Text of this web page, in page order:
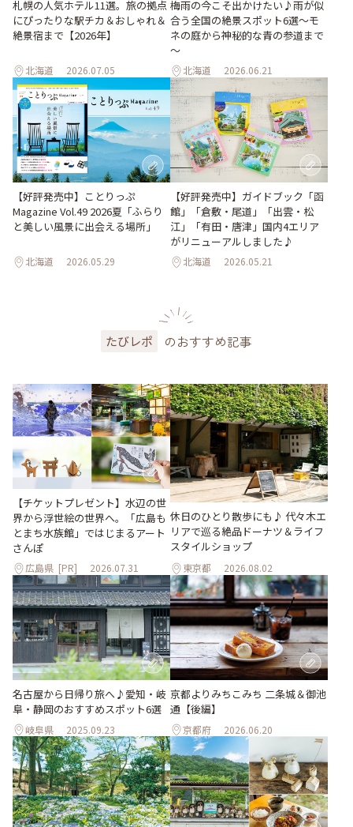
札幌の人気ホテル11選。旅の拠点
にぴったりな駅チカ＆おしゃれ＆
絶景宿まで【2026年】
北海道 2026.07.05
梅雨の今こそ出かけたい♪雨が似
合う全国の絶景スポット6選～モ
ネの庭から神秘的な青の参道まで
～
北海道 2026.06.21
【好評発売中】ことりっぷ
Magazine Vol.49 2026夏「ふらり
と美しい風景に出会える場所」
北海道 2026.05.29
【好評発売中】ガイドブック「函
館」「倉敷・尾道」「出雲・松
江」「有田・唐津」国内4エリア
がリニューアルしました♪
北海道 2026.05.21
たびレポ のおすすめ記事
【チケットプレゼント】水辺の世
界から浮世絵の世界へ。「広島も
とまち水族館」ではじまるアート
さんぽ
広島県 [PR] 2026.07.31
休日のひとり散歩にも♪ 代々木エ
リアで巡る絶品ドーナツ＆ライフ
スタイルショップ
東京都 2026.08.02
名古屋から日帰り旅へ♪愛知・岐
阜・静岡のおすすめスポット6選
岐阜県 2025.09.23
京都よりみちこみち 二条城＆御池
通【後編】
京都府 2026.06.20